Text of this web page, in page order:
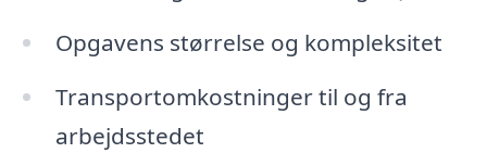
Opgavens størrelse og kompleksitet
Transportomkostninger til og fra
arbejdsstedet